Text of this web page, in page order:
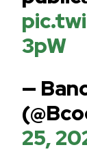
3pW
—
25,